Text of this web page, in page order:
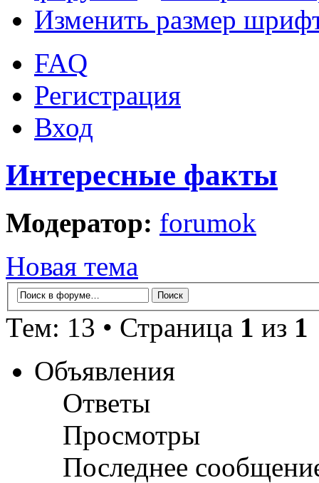
Изменить размер
FAQ
Регистрация
Вход
Интересные факты
Модератор: forumok
Новая тема
Тем: 13 • Страница 1 из 1
Объявления
Ответы
Просмотры
Последнее